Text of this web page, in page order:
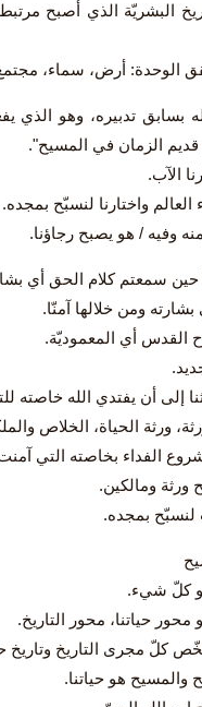
البشريّة الذي أصبح
الوحدة: أرض، سماء،
بسابق تدبيره، وهو
الزمان في المسيح".
الآب.
العالم واختارنا لنسبّح بمجده.
وفيه / هو يصبح رجاؤنا.
ومن خلالها آمنّا.
القدس أي المعموديّة.
إلى أن يفتدي الله خاصته
ورثة الحياة، الخلاص
الفداء بخاصته التي
ومالكين.
بمجده.
كلّ شيء.
حياتنا، محور التاريخ.
كلّ مجرى التاريخ وتاريخ
والمسيح هو حياتنا.